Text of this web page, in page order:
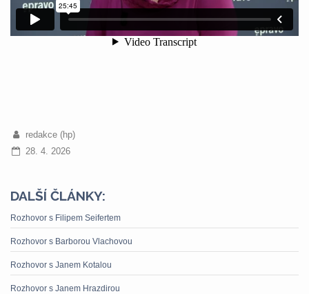
redakce (hp)
28. 4. 2026
DALŠÍ ČLÁNKY:
Rozhovor s Filipem Seifertem
Rozhovor s Barborou Vlachovou
Rozhovor s Janem Kotalou
Rozhovor s Janem Hrazdirou